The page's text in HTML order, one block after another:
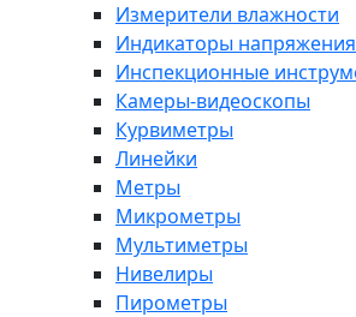
Измерители влажности
Индикаторы напряжения
Инспекционные
Камеры-видеоскопы
Курвиметры
Линейки
Метры
Микрометры
Мультиметры
Нивелиры
Пирометры